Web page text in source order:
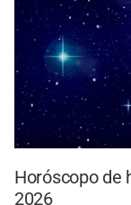
Horóscopo de
2026